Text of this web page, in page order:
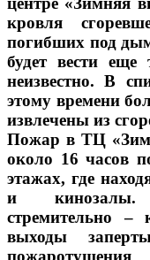
кровля
погибших под
будет вести
неизвестно. В
этому времени
извлечены из
Пожар в ТЦ
около 16 часов
этажах, где
и кинозалы.
стремительно –
выходы